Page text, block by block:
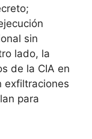
sin
lado, la
de la CIA en
exfiltraciones
para